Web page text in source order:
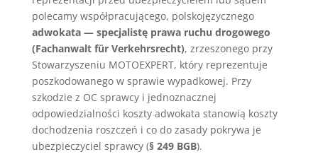
polecamy współpracującego, polskojęzycznego
adwokata — specjalistę prawa ruchu drogowego
(Fachanwalt für Verkehrsrecht), zrzeszonego przy
Stowarzyszeniu MOTOEXPERT, który reprezentuje
poszkodowanego w sprawie wypadkowej. Przy
szkodzie z OC sprawcy i jednoznacznej
odpowiedzialności koszty adwokata stanowią koszty
dochodzenia roszczeń i co do zasady pokrywa je
ubezpieczyciel sprawcy (§ 249 BGB).